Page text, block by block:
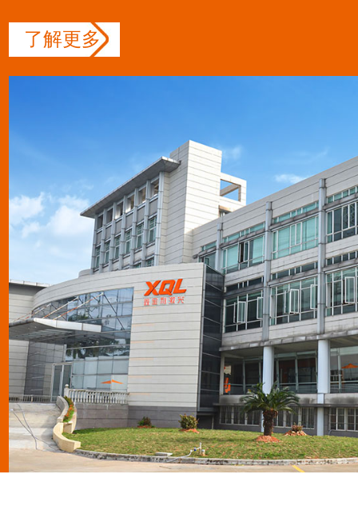
了解更多